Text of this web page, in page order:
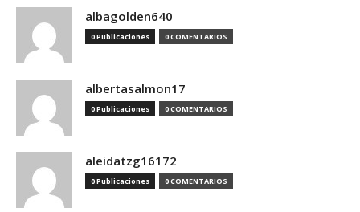
albagolden640
0 Publicaciones 0 COMENTARIOS
albertasalmon17
0 Publicaciones 0 COMENTARIOS
aleidatzg16172
0 Publicaciones 0 COMENTARIOS